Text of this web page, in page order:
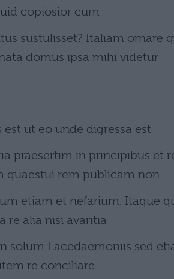
copiosior cum
sustulisset? Italiam ornare
domus ipsa mihi videtur
ut eo unde digressa est
praesertim in principibus et
quaestui rem publicam non
etiam et nefarium. Itaque
re alia nisi avaritia
solum Lacedaemoniis sed
re conciliare